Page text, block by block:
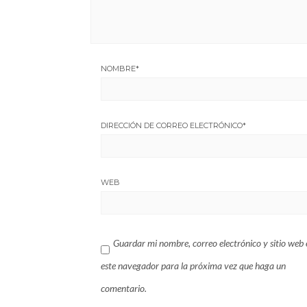
NOMBRE*
DIRECCIÓN DE CORREO ELECTRÓNICO*
WEB
Guardar mi nombre, correo electrónico y sitio web
este navegador para la próxima vez que haga un
comentario.